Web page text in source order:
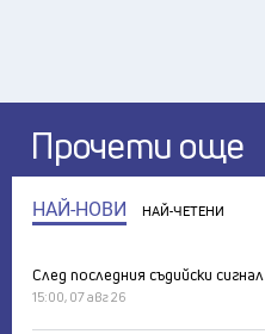
Прочети още
НАЙ-НОВИ НАЙ-ЧЕТЕНИ
След последния съдийски сигнал
15:00, 07 авг 26